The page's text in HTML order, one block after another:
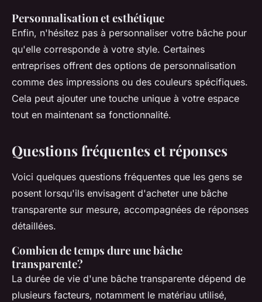
Personnalisation et esthétique
Enfin, n'hésitez pas à personnaliser votre bâche pour
qu'elle corresponde à votre style. Certaines
entreprises offrent des options de personnalisation
comme des impressions ou des couleurs spécifiques.
Cela peut ajouter une touche unique à votre espace
tout en maintenant sa fonctionnalité.
Questions fréquentes et réponses
Voici quelques questions fréquentes que les gens se
posent lorsqu'ils envisagent d'acheter une bâche
transparente sur mesure, accompagnées de réponses
détaillées.
Combien de temps dure une bâche
transparente?
La durée de vie d'une bâche transparente dépend de
plusieurs facteurs, notamment le matériau utilisé,